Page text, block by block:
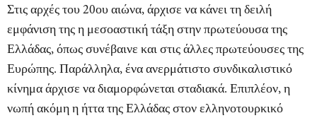
Στις αρχές του 20ου αιώνα, άρχισε να κάνει τη δειλή
εμφάνιση της η μεσοαστική τάξη στην πρωτεύουσα της
Ελλάδας, όπως συνέβαινε και στις άλλες πρωτεύουσες της
Ευρώπης. Παράλληλα, ένα ανερμάτιστο συνδικαλιστικό
κίνημα άρχισε να διαμορφώνεται σταδιακά. Επιπλέον, η
νωπή ακόμη η ήττα της Ελλάδας στον ελληνοτουρκικό